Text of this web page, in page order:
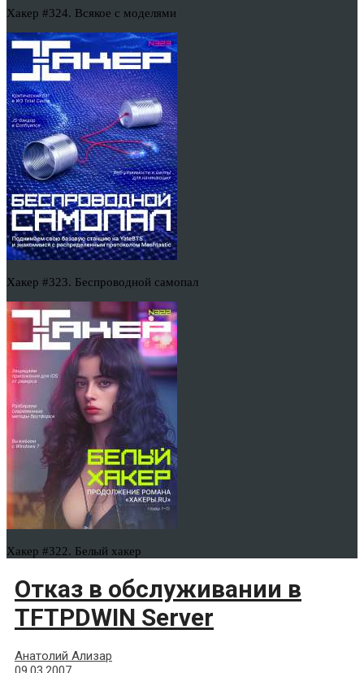
Хакер #324. Всякое с моделями
Хакер #323. Беспроводной самопал
Хакер #322. Белый хакер
Отказ в обслуживании в
TFTPDWIN Server
Анатолий Ализар